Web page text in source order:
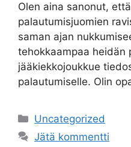
Olen aina sanonut,
palautumisjuomien
saman ajan
tehokkaampaa heidän
jääkiekkojoukkue
palautumiselle. Olin
Uncategorized
Jätä kommentti